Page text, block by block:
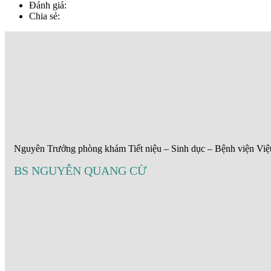
Đánh giá:
Chia sẻ:
Nguyên Trưởng phòng khám Tiết niệu – Sinh dục – Bệnh viện
BS NGUYỄN QUANG CỪ